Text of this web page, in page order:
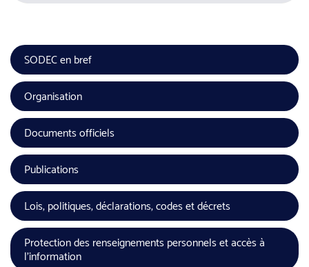
SODEC en bref
Organisation
Documents officiels
Publications
Lois, politiques, déclarations, codes et décrets
Protection des renseignements personnels et accès à
l’information